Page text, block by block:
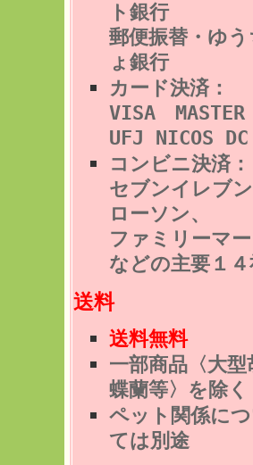
ト銀行
郵便振替・ゆ
ょ銀行
カード決済：
VISA
UFJ NICOS DC
コンビニ決済
セブンイレブ
ローソン、
ファミリーマ
などの主要１
送料
送料無料
一部商品〈大型
蝶蘭等〉を除く
ペット関係に
ては別途